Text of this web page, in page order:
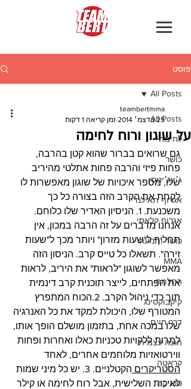
פוסט
All Posts
לחימה
כושר
ג׳יוג׳יטסו
אגרוף תאילנדי
אגרוף קלאסי
כושר ותנועה
MMA
החלמה
קיקבוקסינג
דרך חיים
הגנה עצמית
קראטה
טכניקה
All Posts
על שוגון ורוח לחימה
teambertmma
25 בדצמ׳ 2014
זמן קריאה 1 דקות
גם שרואים בברור שהוא קטן בהרבה,
פחות פיזי והרבה פחות אתלטי מהיריב
שלו, מספר איכויות של שוגון מאפשרות לו
לקחת את הקרב הזה בצורה כל כך
משכנעת. 1. הניסיון האדיר שלו כלוחם.
אנחנו מדברים על זה הרבה במכון, אין
תחליף ל"שעות מזרון" ויותר מכך ל"שעות
זירה". תשאלו כל טייס קרב. הניסון הזה
מאפשר לשוגון "לראות" את היריב, לראות
את הפתחים, לייצר תוכנית קרב דינמית
תוך כדי ניהול הקרב. 2.הכוח המתפרץ
המטורף שלו, היכולת למקד את כל האנרגיה
שלו במכה אחת, בתזמון מושלם הופך אותו,
למרות ללקויות טכניות כאלו ואחרות ופחות
ווירטואזיות מלוחמים אחרים, לאחד
הסטריקרים
הקטלניים. 3. יש כל מיני שמות
לאיכות השלישית, אבל רוח לחימה או קילר